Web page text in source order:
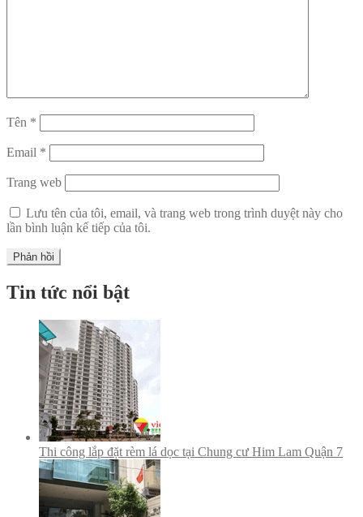
Tên *
Email *
Trang web
Lưu tên của tôi, email, và trang web trong trình duyệt này cho
lần bình luận kế tiếp của tôi.
Tin tức nổi bật
Thi công lắp đặt rèm lá dọc tại Chung cư Him Lam Quận 7